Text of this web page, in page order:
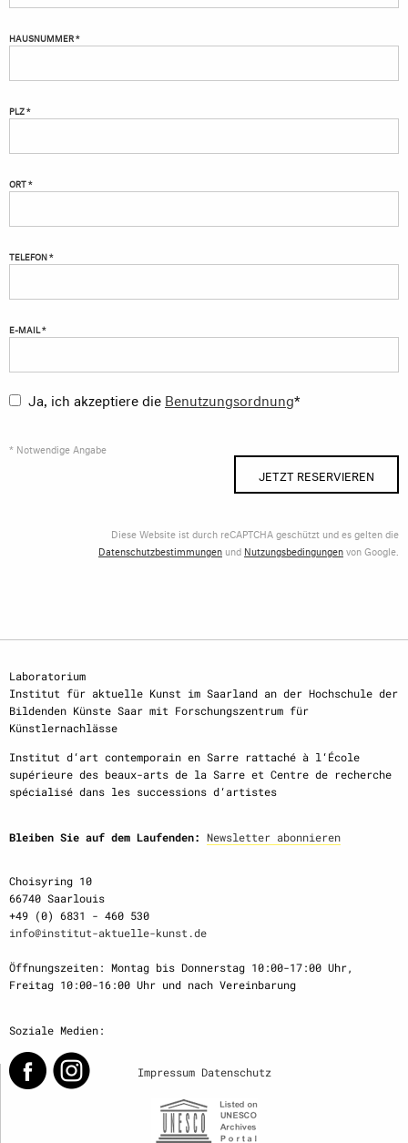
HAUSNUMMER *
PLZ *
ORT *
TELEFON *
E-MAIL *
Ja, ich akzeptiere die Benutzungsordnung*
* Notwendige Angabe
JETZT RESERVIEREN
Diese Website ist durch reCAPTCHA geschützt und es gelten die
Datenschutzbestimmungen und Nutzungsbedingungenvon Google.
Laboratorium
Institut für aktuelle Kunst im Saarland an der Hochschule der
Bildenden Künste Saar mit Forschungszentrum für
Künstlernachlässe
Institut d‘art contemporain en Sarre rattaché à l‘École
supérieure des beaux-arts de la Sarre et Centre de recherche
spécialisé dans les successions d‘artistes
Bleiben Sie auf dem Laufenden: Newsletter abonnieren
Choisyring 10
66740 Saarlouis
+49 (0) 6831 - 460 530
info@institut-aktuelle-kunst.de
Öffnungszeiten: Montag bis Donnerstag 10:00-17:00 Uhr,
Freitag 10:00-16:00 Uhr und nach Vereinbarung
Soziale Medien:
Impressum Datenschutz